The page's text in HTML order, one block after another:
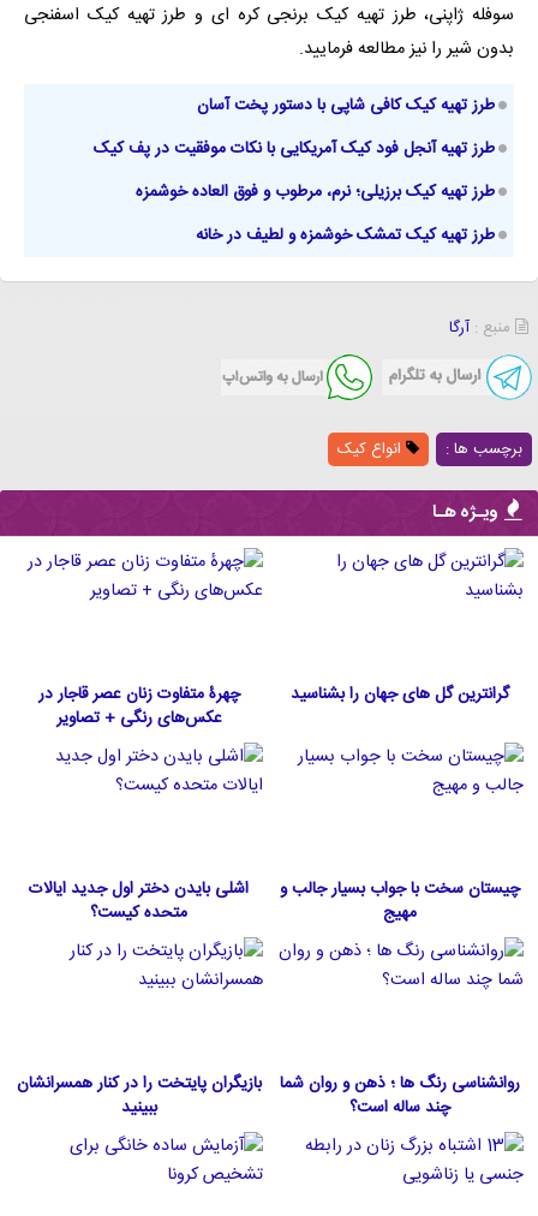
سوفله ژاپنی، طرز تهیه کیک برنجی کره ای و طرز تهیه کیک اسفنجی
بدون شیررا نیز مطالعه فرمایید.
طرز تهیه کیک کافی شاپی با دستور پخت آسان
طرز تهیه آنجل فود کیک آمریکایی با نکات موفقیت در پف کیک
طرز تهیه کیک برزیلی؛ نرم، مرطوب و فوق العاده خوشمزه
طرز تهیه کیک تمشک خوشمزه و لطیف در خانه
منبع : آرگا
برچسب ها : انواع کیک
ویـژه هـا
گرانترین گل های جهان را بشناسید
چهرۀ متفاوت زنان عصر قاجار در
عکس‌های رنگی + تصاویر
چیستان سخت با جواب بسیار جالب و
مهیج
اشلی بایدن دختر اول جدید ایالات
متحده كيست؟
روانشناسی رنگ ها ؛ ذهن و روان شما
چند ساله است؟
بازیگران پایتخت را در کنار همسرانشان
ببینید